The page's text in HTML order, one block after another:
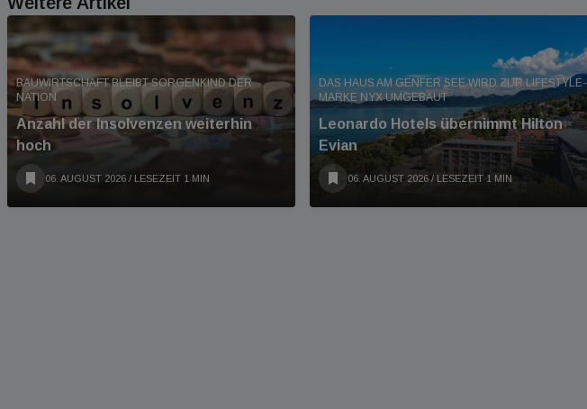
BAUWIRTSCHAFT BLEIBT SORGENKIND DER
NATION
Anzahl der Insolvenzen weiterhin
hoch
06. AUGUST 2026 / LESEZEIT 1 MIN
DAS HAUS AM GENFER SEE WIRD ZUR LIFESTYLE-
MARKE NYX UMGEBAUT
Leonardo Hotels übernimmt Hilton
Evian
06. AUGUST 2026 / LESEZEIT 1 MIN